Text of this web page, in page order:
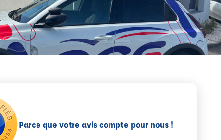
Parce que votre avis compte pour nous !